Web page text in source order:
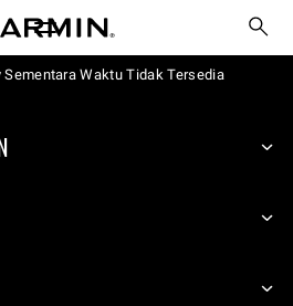
Sementara Waktu Tidak Tersedia